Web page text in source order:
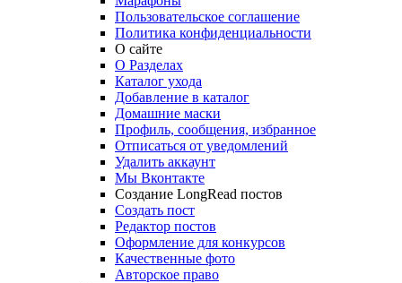
Пользовательское соглашение
Политика конфиденциальности
О сайте
О Разделах
Каталог ухода
Добавление в каталог
Домашние маски
Профиль, сообщения, избранное
Отписаться от уведомлений
Удалить аккаунт
Мы Вконтакте
Создание LongRead постов
Создать пост
Редактор постов
Оформление для конкурсов
Качественные фото
Авторское право